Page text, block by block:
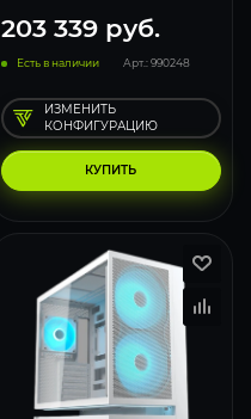
203 339руб.
Есть в наличии Арт.: 990248
КУПИТЬ
ИЗМЕНИТЬ
КОНФИГУРАЦИЮ